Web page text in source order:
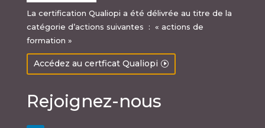
La certification Qualiopi a été délivrée au titre de la
catégorie d’actions suivantes : « actions de
formation »
Accédez au certficat Qualiopi
Rejoignez-nous